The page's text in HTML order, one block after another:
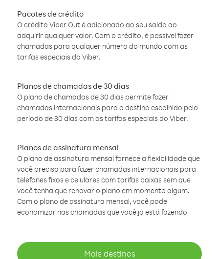
Pacotes de crédito
O crédito Viber Out é adicionado ao seu saldo ao
adquirir qualquer valor. Com o crédito, é possível fazer
chamadas para qualquer número do mundo com as
tarifas especiais do Viber.
Planos de chamadas de 30 dias
O plano de chamadas de 30 dias permite fazer
chamadas internacionais para o destino escolhido pelo
período de 30 dias com as tarifas especiais do Viber.
Planos de assinatura mensal
O plano de assinatura mensal fornece a flexibilidade que
você precisa para fazer chamadas internacionais para
telefones fixos e celulares com tarifas baixas sem que
você tenha que renovar o plano em momento algum.
Com o plano de assinatura mensal, você pode
economizar nas chamadas que você já está fazendo
Mais destinos